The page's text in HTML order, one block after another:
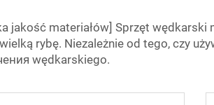
materiałów] Sprzęt wędkarski
rybę. Niezależnie od tego, czy
wędkarskiego.